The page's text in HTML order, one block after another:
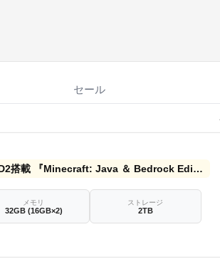
セール
GALLERIA XMR9A-R58-GD Ryzen 9 9950X3D2搭載 『Minecraft: Java ＆ Bedrock Edition for PC、PC Game Pass同梱版』
メモリ
32GB (16GB×2)
ストレージ
2TB